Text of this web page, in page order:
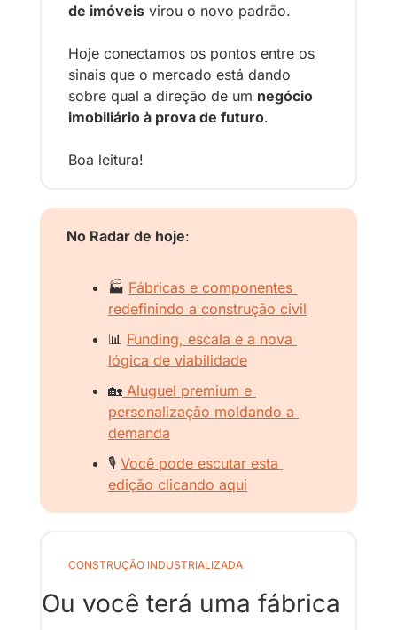
de imóveis virou o novo padrão.
Hoje conectamos os pontos entre os
sinais que o mercado está dando
sobre qual a direção de um negócio
imobiliário à prova de futuro.
Boa leitura!
No Radar de hoje:
🏭 Fábricas e componentes
redefinindo a construção civil
📊 Funding, escala e a nova
lógica de viabilidade
🏡 Aluguel premium e
personalização moldando a
demanda
🎙️ Você pode escutar esta
edição clicando aqui
CONSTRUÇÃO INDUSTRIALIZADA
Ou você terá uma fábrica